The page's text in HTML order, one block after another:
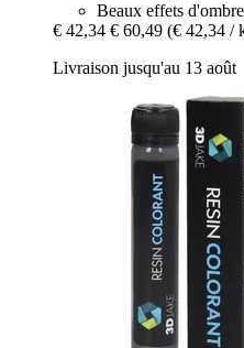
Beaux effets d'ombre
€ 42,34 € 60,49 (€ 42,34 /
Livraison jusqu'au 13 août